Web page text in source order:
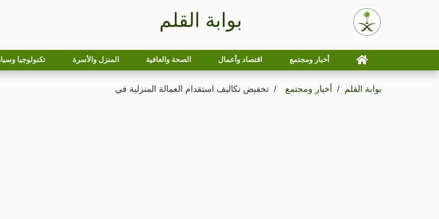
بوابة القلم
أخبار ومجتمع اقتصاد وأعمال الصحة والعافية المنزل والأسرة تكنولوجيا
بوابة القلم أخبار ومجتمع تخفيض تكاليف استقدام العمالة المنزلية في